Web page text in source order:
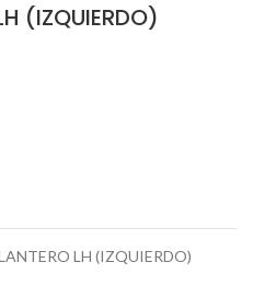
(IZQUIERDO)
LH (IZQUIERDO)